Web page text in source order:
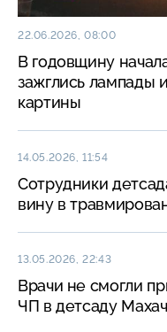
22.06.2026, 08:00
В годовщину
зажглись лампады
картины
14.05.2026, 11:54
Сотрудники
вину в
13.05.2026, 22:43
Врачи не смогли
ЧП в детсаду